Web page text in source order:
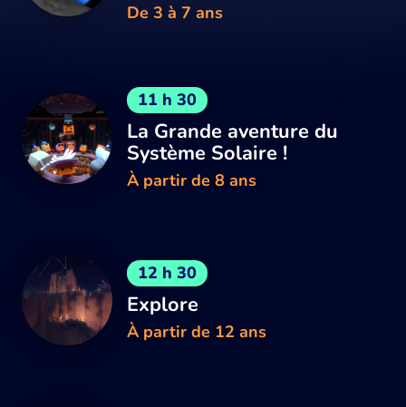
De 3 à 7 ans
11 h 30
La Grande aventure du
Système Solaire !
À partir de 8 ans
12 h 30
Explore
À partir de 12 ans